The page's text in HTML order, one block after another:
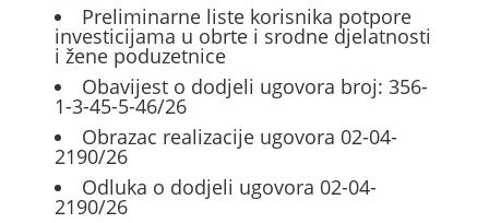
Preliminarne liste korisnika potpore
investicijama u obrte i srodne djelatnosti
i žene poduzetnice
Obavijest o dodjeli ugovora broj: 356-
1-3-45-5-46/26
Obrazac realizacije ugovora 02-04-
2190/26
Odluka o dodjeli ugovora 02-04-
2190/26